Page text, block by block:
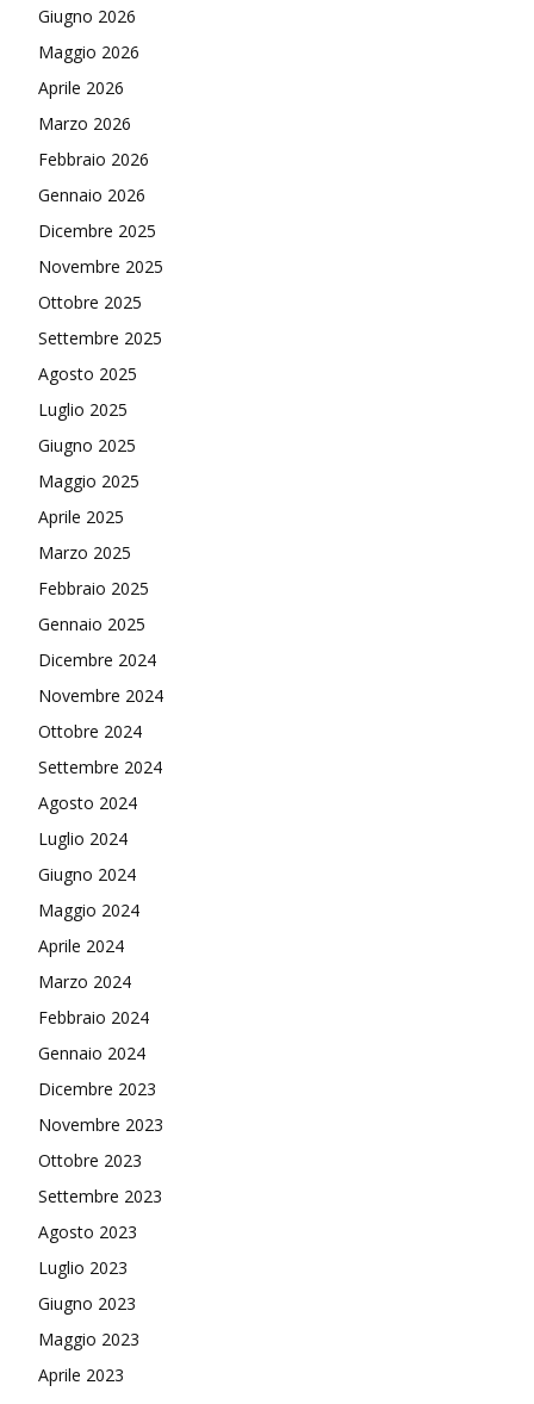
Giugno 2026
Maggio 2026
Aprile 2026
Marzo 2026
Febbraio 2026
Gennaio 2026
Dicembre 2025
Novembre 2025
Ottobre 2025
Settembre 2025
Agosto 2025
Luglio 2025
Giugno 2025
Maggio 2025
Aprile 2025
Marzo 2025
Febbraio 2025
Gennaio 2025
Dicembre 2024
Novembre 2024
Ottobre 2024
Settembre 2024
Agosto 2024
Luglio 2024
Giugno 2024
Maggio 2024
Aprile 2024
Marzo 2024
Febbraio 2024
Gennaio 2024
Dicembre 2023
Novembre 2023
Ottobre 2023
Settembre 2023
Agosto 2023
Luglio 2023
Giugno 2023
Maggio 2023
Aprile 2023